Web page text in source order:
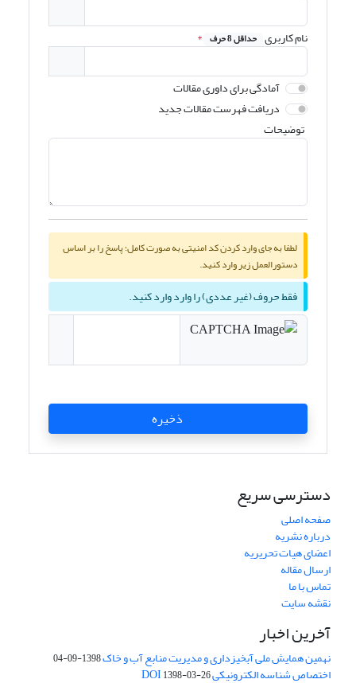
نام کاربری حداقل 8 حرف *
آمادگی برای داوری مقالات
دریافت فهرست مقالات جدید
توضیحات
لطفا به جای وارد کردن کد امنیتی به صورت کامل؛ پاسخ را بر اساس
دستورالعمل زیر وارد کنید.
فقط حروف (غیر عددی) را وارد وارد کنید.
ذخیره
دسترسی سریع
صفحه اصلی
درباره نشریه
اعضای هیات تحریریه
ارسال مقاله
تماس با ما
نقشه سایت
آخرین اخبار
نهمین همایش ملی آبخیزداری و مدیریت منابع آب و خاک1398-09-04
اختصاص شناسه الکترونیکی DOI1398-03-26